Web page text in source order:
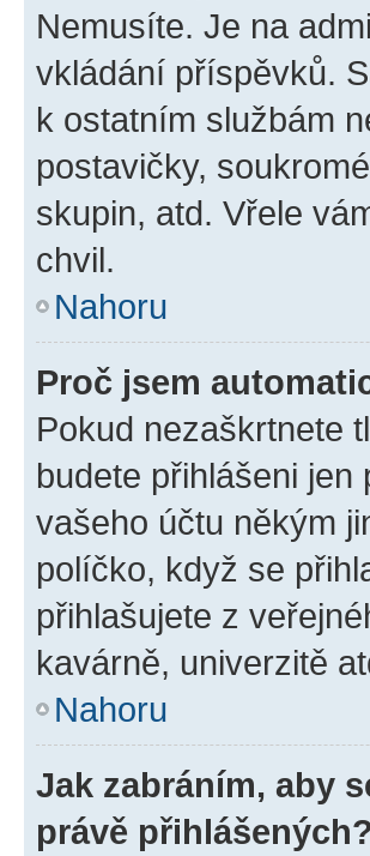
Nemusíte. Je na
vkládání příspěvků.
k ostatním službám
postavičky,
skupin, atd. Vřele
chvil.
Nahoru
Proč jsem
Pokud nezaškrtnete
budete přihlášeni
vašeho účtu někým
políčko, když se
přihlašujete z
kavárně, univerzitě
Nahoru
Jak zabráním, aby
právě přihlášených?